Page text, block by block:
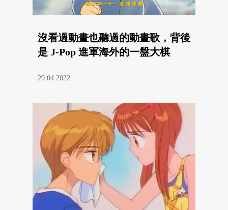
沒看過動畫也聽過的動畫歌，背後
是 J-Pop 進軍海外的一盤大棋
29.04.2022